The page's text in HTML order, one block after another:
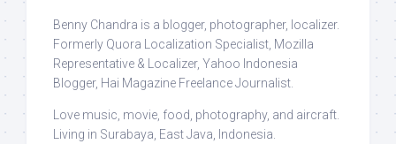
Benny Chandra is a blogger, photographer, localizer.
Formerly Quora Localization Specialist, Mozilla
Representative & Localizer, Yahoo Indonesia
Blogger, Hai Magazine Freelance Journalist.
Love music, movie, food, photography, and aircraft.
Living in Surabaya, East Java, Indonesia.